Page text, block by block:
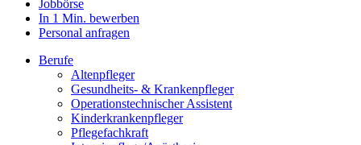
Jobbörse
In 1 Min. bewerben
Personal anfragen
Berufe
Altenpfleger
Gesundheits- & Krankenpfleger
Operationstechnischer Assistent
Kinderkrankenpfleger
Pflegefachkraft